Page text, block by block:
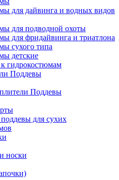
для дайвинга и водных видов
для подводной охоты
для фридайвинга и триатлона
сухого типа
детские
гидрокостюмам
Поддевы
Поддевы
для сухих
носки